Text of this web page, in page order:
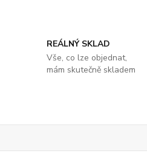
REÁLNÝ SKLAD
Vše, co lze objednat,
mám skutečně skladem